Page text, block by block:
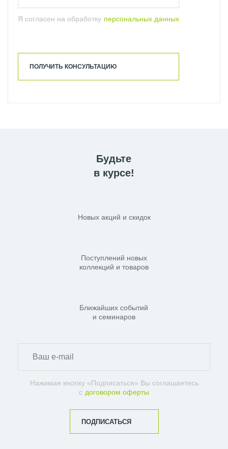
Я согласен на обработку персональных данных
ПОЛУЧИТЬ КОНСУЛЬТАЦИЮ
Будьте
в курсе!
Новых акций и скидок
Поступлений новых
коллекций и товаров
Ближайших событий
и семинаров
Нажимая кнопку «Подписаться» Вы соглашаетесь
с договором оферты
ПОДПИСАТЬСЯ